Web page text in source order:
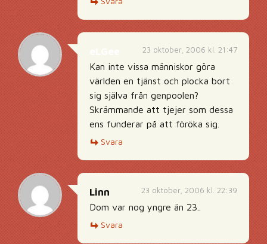
23 oktober, 2006 kl. 21:47
Kan inte vissa människor göra
världen en tjänst och plocka bort
sig själva från genpoolen?
Skrämmande att tjejer som dessa
ens funderar på att föröka sig.
Svara
23 oktober, 2006 kl. 22:39
Linn
Dom var nog yngre än 23..
Svara